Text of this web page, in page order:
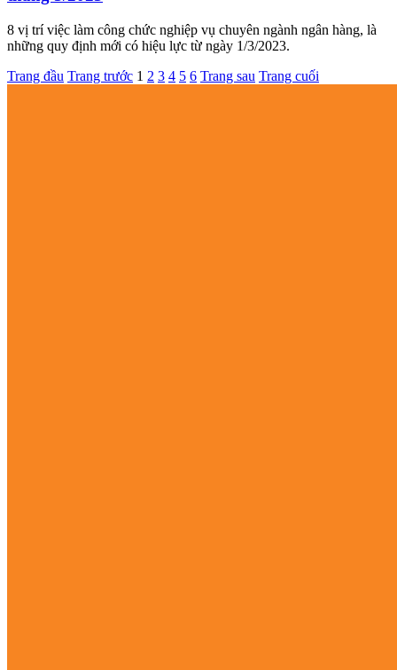
8 vị trí việc làm công chức nghiệp vụ chuyên ngành ngân hàng, là
những quy định mới có hiệu lực từ ngày 1/3/2023.
Trang đầu Trang trước 1 2 3 4 5 6 Trang sau Trang cuối